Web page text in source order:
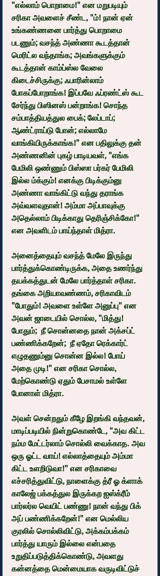
"எல்லாம் பொறாமை!" என மறுபடியும்
சரிகா அவளைச் சீண்ட, "ம்! நான் ஏன்
உங்கண்ணனை பார்த்து பொறாமை
படணும்; வசந்த் அண்ணா கூடத்தான்
மெரிட்ல வந்தாங்க; அவங்களுக்கும்
கூடத்தான் காம்ப்ஸ்ல வேலை
கிடைச்சிருக்கு; ஃபாரின்லாம்
போகப்போறாங்க! இப்பவே ஃப்ரண்ட்ஸ் கூட
சேர்ந்து பிஸினஸ் பன்றாங்க! சொந்த
சம்பாத்தியத்துல பைக்; லேப்டாப்;
ஆண்ட்ராய்டு போன்; எல்லாமே
வாங்கியிருக்காங்க!" என பதிலுக்கு தன்
அண்ணனின் புகழ் பாடியவள், "எங்க
பேமிலி ஒண்ணும் பிஸ்ஸா பர்கர் பேமிலி
இல்ல ம்க்கும்! எனக்கு பிடிக்கும்னு
அண்ணா வாங்கிட்டு வந்து தராங்க
அவ்வளவுதான்! அம்மா அப்பாவுக்கு
அதெல்லாம் பிடிக்காது தெரிஞ்சிக்கோ!"
என அவளிடம் பாய்ந்தாள் மித்ரா.
அனைத்தையும் வசந்த் மேலே இருந்து
பார்த்துக்கொண்டிருக்க, அதை உணர்ந்து
தயக்கத்துடன் மேலே பார்த்தாள் சரிகா.
தங்கை அறியாவண்ணம், சரிகாவிடம்
"போதும்! அவளை உள்ளே அனுப்பு" என
அவன் ஜாடையில் சொல்ல, "மித்து!
போதும்;  நீ சொன்னதை நான் அக்சப்ட்
பண்ணிக்கறேன்;  நீ ஏதோ ரெக்கார்ட்
எழுதணும்னு சொன்ன இல்ல! போய்
அதை முடி!" என சரிகா சொல்ல,
மேற்கொண்டு ஏதும் பேசாமல் உள்ளே
போனாள் மித்ரா.
அவள் சென்றதும் கீழே இறங்கி வந்தவன்,
மாடிப்படியில் நின்றுகொண்டே, "அவ கிட்ட
நம்ம மேட்டர்லாம் சொல்லி வைக்காத. அவ
ஒரு ஓட்ட வாய்! எல்லாத்தையும் அம்மா
கிட்ட உளறிடுவா!" என சரிகாவை
எச்சரித்துவிட்டு, நாளைக்கு த்ரீ ஓ க்ளாக்
காலேஜ் பக்கத்துல இருக்கற ஐஸ்க்ரீம்
பார்லர்ல வெயிட் பண்ணு! நான் வந்து பிக்
அப் பண்ணிக்கறேன்!" என மெல்லிய
குரலில் சொல்லிவிட்டு, அக்கம்பக்கம்
பார்த்து யாரும் இல்லை என்பதை
உறுதிப்படுத்திக்கொண்டு, அவளது
கன்னத்தை மென்மையாக வருடிவிட்டுச்